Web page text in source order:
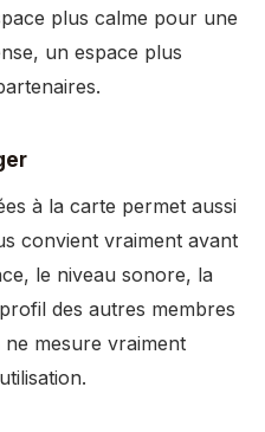
plus calme pour une
un espace plus
à la carte permet aussi
convient vraiment avant
le niveau sonore, la
des autres membres
mesure vraiment